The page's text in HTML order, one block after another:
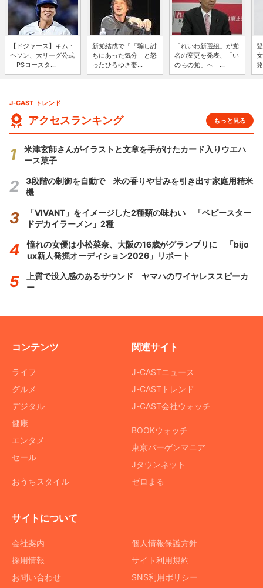
【ドジャース】キム・
ヘソン、大リーグ公式
「PSロースタ...
新党結成で「「騙し討
ちにあった気分」と怒
ったひろゆき妻...
「れいわ新選組」が党
名の変更を発表、「い
のちの党」へ ...
J-CAST トレンド
アクセスランキング もっと見る
米津玄師さんがイラストと文章を手がけたカード入りウエハ
ース菓子
3段階の制御を自動で 米の香りや甘みを引き出す家庭用精米
機
「VIVANT」をイメージした2種類の味わい 「ベビースター
ドデカイラーメン」2種
憧れの女優は小松菜奈、大阪の16歳がグランプリに 「bijo
ux新人発掘オーディション2026」リポート
上質で没入感のあるサウンド ヤマハのワイヤレススピーカ
ー
コンテンツ
ライフ
グルメ
デジタル
健康
エンタメ
セール
おうちスタイル
関連サイト
J-CASTニュース
J-CASTトレンド
J-CAST会社ウォッチ
BOOKウォッチ
東京バーゲンマニア
Jタウンネット
ゼロまる
サイトについて
会社案内
採用情報
お問い合わせ
個人情報保護方針
サイト利用規約
SNS利用ポリシー